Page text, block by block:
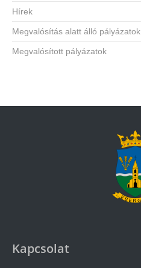
Hírek
Megvalósítás alatt álló pályázatok
Megvalósított pályázatok
Kapcsolat